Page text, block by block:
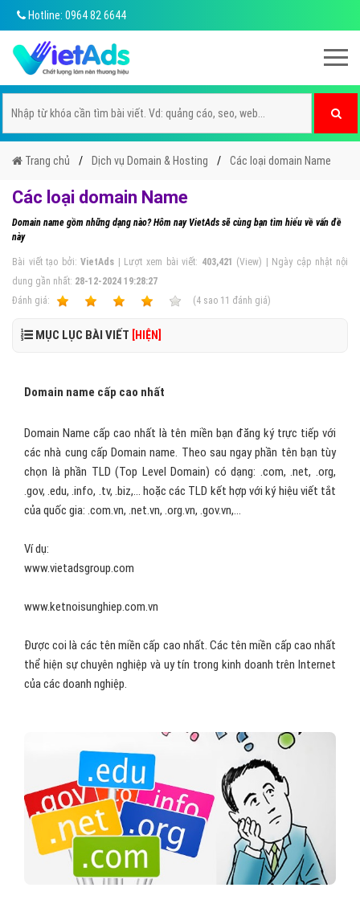
Hotline: 0964 82 6644
Trang chủ Dịch vụ Domain & Hosting Các loại domain Name
Các loại domain Name
Domain name gồm những dạng nào? Hôm nay VietAds sẽ cùng bạn tìm hiểu về vấn đề
này
Bài viết tạo bởi:VietAds | Lượt xem bài viết: 403,421 (View) | Ngày cập nhật nội
dung gần nhất: 28-12-2024 19:28:27
Ðánh giá:
(4 sao 11 đánh giá)
MỤC LỤC BÀI VIẾT [HIỆN]
Domain name cấp cao nhất
Domain Name cấp cao nhất là tên miền bạn đăng ký trực tiếp với
các nhà cung cấp Domain name. Theo sau ngay phần tên bạn tùy
chọn là phần TLD (Top Level Domain) có dạng: .com, .net, .org,
.gov, .edu, .info, .tv, .biz,... hoặc các TLD kết hợp với ký hiệu viết tắt
của quốc gia: .com.vn, .net.vn, .org.vn, .gov.vn,...
Ví dụ:
www.vietadsgroup.com
www.ketnoisunghiep.com.vn
Được coi là các tên miền cấp cao nhất. Các tên miền cấp cao nhất
thể hiện sự chuyên nghiệp và uy tín trong kinh doanh trên Internet
của các doanh nghiệp.